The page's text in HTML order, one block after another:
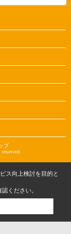
プ
reserved.
ス向上検討を目的と
ください。